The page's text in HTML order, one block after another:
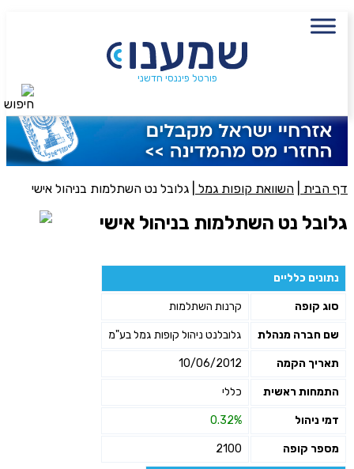
פורטל פיננסי חדשני
דף הבית השוואת קופות גמל גלובל נט השתלמות בניהול אישי
גלובל נט השתלמות בניהול אישי
נתונים כלליים
סוג קופה קרנות השתלמות
שם חברה מנהלת גלובלנט ניהול קופות גמל בע"מ
תאריך הקמה 10/06/2012
התמחות ראשית כללי
דמי ניהול 0.32%
מספר קופה 2100
שם מלא
פעולה נדרשת
סכום חיסכון בקרן
אני מאשר את תנאיי השימוש והפרטיות של האתר
מאשר כי פרטיי ישמשו לקבלת פניות והצעות שיווקיות למוצרים
פנסיוניים\ביטוח באמצעות טלפון, מייל או SMS מאיתנו או צד שלישי
חיפוש